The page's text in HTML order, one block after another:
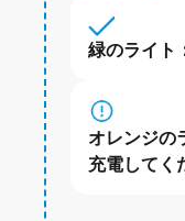
緑のライト
オレンジの
充電してく